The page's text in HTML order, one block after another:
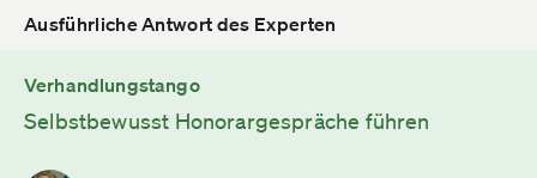
Ausführliche Antwort des Experten
Verhandlungstango
Selbstbewusst Honorargespräche führen